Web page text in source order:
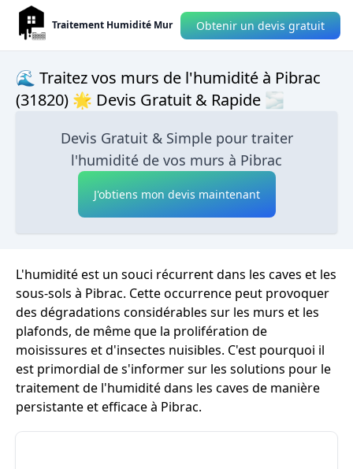
Traitement Humidité Mur Obtenir un devis gratuit
🌊 Traitez vos murs de l'humidité à Pibrac
(31820) 🌟 Devis Gratuit & Rapide 🌫
Devis Gratuit & Simple pour traiter
l'humidité de vos murs à Pibrac
J'obtiens mon devis maintenant
L'humidité est un souci récurrent dans les caves et les
sous-sols à Pibrac. Cette occurrence peut provoquer
des dégradations considérables sur les murs et les
plafonds, de même que la prolifération de
moisissures et d'insectes nuisibles. C'est pourquoi il
est primordial de s'informer sur les solutions pour le
traitement de l'humidité dans les caves de manière
persistante et efficace à Pibrac.